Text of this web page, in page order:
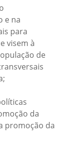
e na
para
visem à
de
da
promoção da